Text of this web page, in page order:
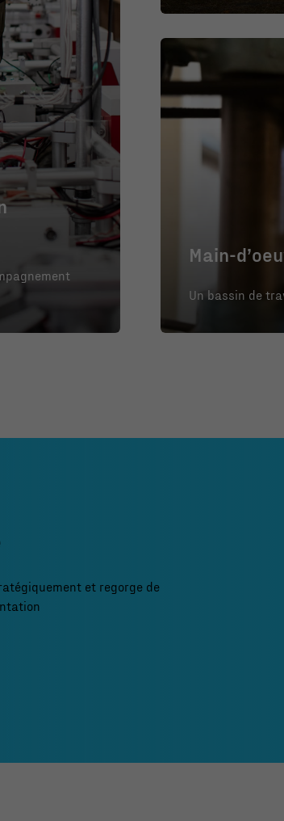
Main-
Un bassin de
et regorge de